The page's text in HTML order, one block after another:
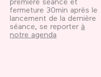
fermeture 30min après le
lancement de la dernière
séance, se reporter à
notre agenda